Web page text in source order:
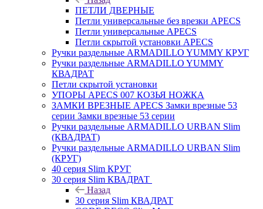
ПЕТЛИ ДВЕРНЫЕ
Петли универсальные без врезки APECS
Петли универсальные APECS
Петли скрытой установки APECS
Ручки раздельные ARMADILLO YUMMY КРУГ
Ручки раздельные ARMADILLO YUMMY
КВАДРАТ
Петли скрытой установки
УПОРЫ APECS 007 КОЗЬЯ НОЖКА
ЗАМКИ ВРЕЗНЫЕ APECS Замки врезные 53
серии Замки врезные 53 серии
Ручки раздельные ARMADILLO URBAN Slim
(КВАДРАТ)
Ручки раздельные ARMADILLO URBAN Slim
(КРУГ)
40 серия Slim КРУГ
30 серия Slim КВАДРАТ
Назад
30 серия Slim КВАДРАТ